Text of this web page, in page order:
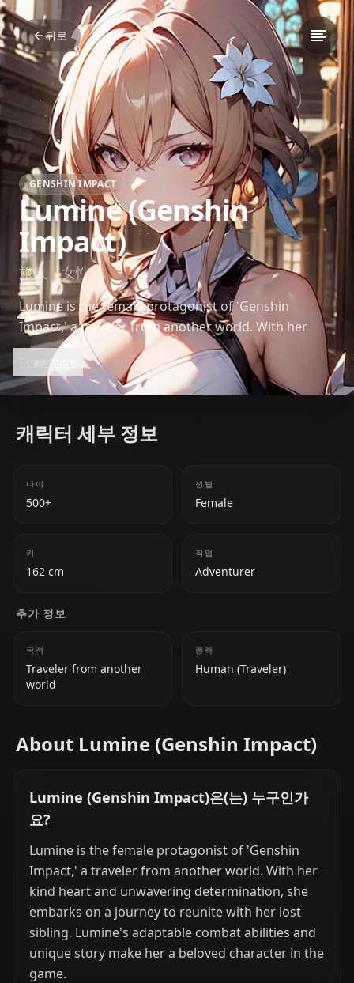
뒤로
GENSHIN IMPACT
Lumine (Genshin
Impact)
旅人（女性）
Lumine is the female protagonist of 'Genshin
Impact,' a traveler from another world. With her
kind heart and unwavering determination, she
embarks on a journey to reunite with her lost
sibling. Lumine's adaptable combat abilities and
game.
Read more
캐릭터 세부 정보
나이
500+
성별
Female
키
162 cm
직업
Adventurer
추가 정보
국적
Traveler from another
world
종족
Human (Traveler)
About Lumine (Genshin Impact)
Lumine (Genshin Impact)은(는) 누구인가
요?
Lumine is the female protagonist of 'Genshin
Impact,' a traveler from another world. With her
kind heart and unwavering determination, she
embarks on a journey to reunite with her lost
sibling. Lumine's adaptable combat abilities and
unique story make her a beloved character in the
game.